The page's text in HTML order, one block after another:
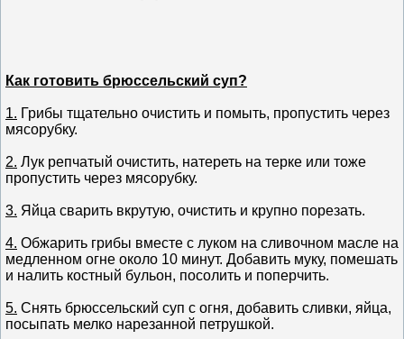
Как готовить брюссельский суп?
1. Грибы тщательно очистить и помыть, пропустить через
мясорубку.
2. Лук репчатый очистить, натереть на терке или тоже
пропустить через мясорубку.
3. Яйца сварить вкрутую, очистить и крупно порезать.
4. Обжарить грибы вместе с луком на сливочном масле на
медленном огне около 10 минут. Добавить муку, помешать
и налить костный бульон, посолить и поперчить.
5. Снять брюссельский суп с огня, добавить сливки, яйца,
посыпать мелко нарезанной петрушкой.